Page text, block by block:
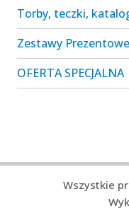
Torby, teczki,
Zestawy Prezentowe
OFERTA SPECJALNA
Wszystkie